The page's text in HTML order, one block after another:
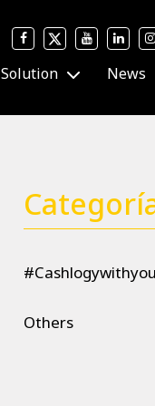
Solution News
#Cashlogywithyou
Others